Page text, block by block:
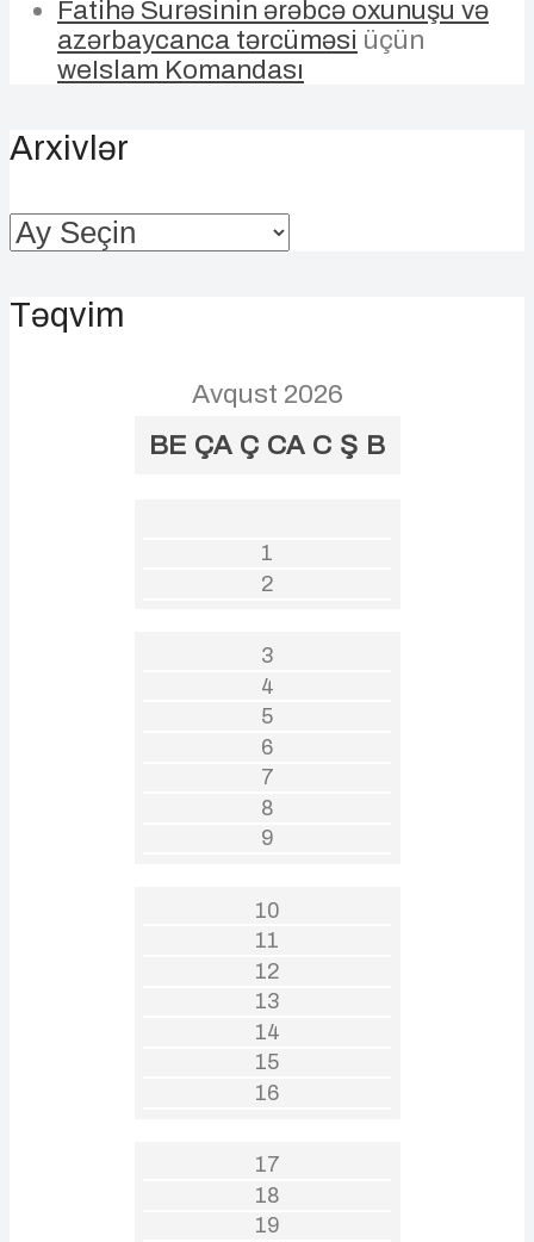
Fatihə Surəsinin ərəbcə oxunuşu və
azərbaycanca tərcüməsi üçün
weIslam Komandası
Arxivlər
Arxivlər
Təqvim
Avqust 2026
BE ÇA Ç CA C Ş B
1
2
3
4
5
6
7
8
9
10
11
12
13
14
15
16
17
18
19